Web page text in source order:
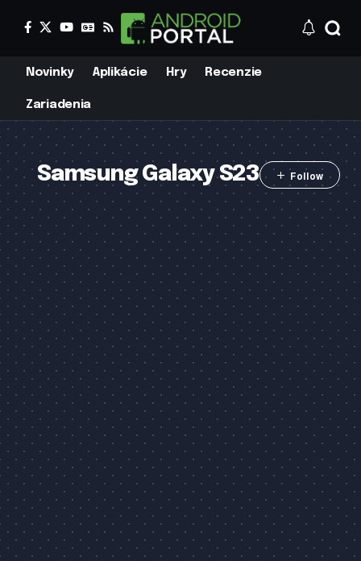
Novinky Aplikácie Hry Recenzie
Zariadenia
Samsung Galaxy S23